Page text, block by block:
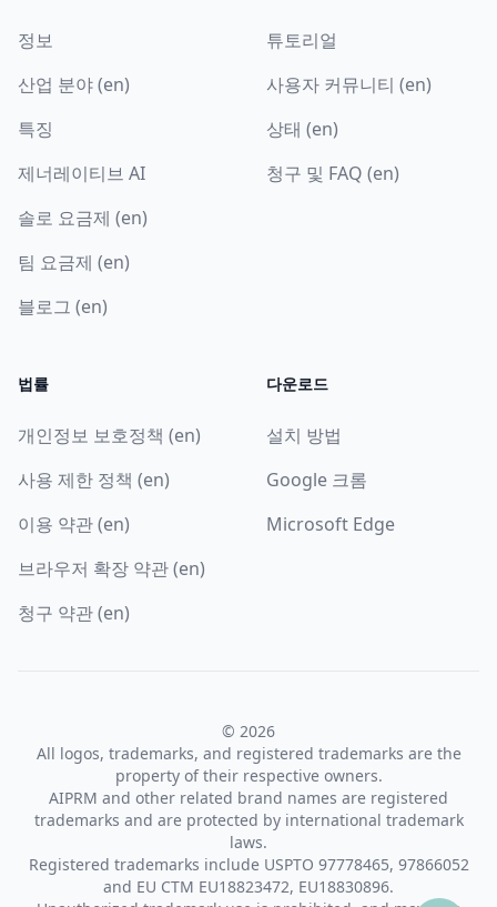
정보
산업 분야 (en)
특징
제너레이티브 AI
솔로 요금제 (en)
팀 요금제 (en)
블로그 (en)
튜토리얼
사용자 커뮤니티 (en)
상태 (en)
청구 및 FAQ (en)
법률
개인정보 보호정책 (en)
사용 제한 정책 (en)
이용 약관 (en)
브라우저 확장 약관 (en)
청구 약관 (en)
다운로드
설치 방법
Google 크롬
Microsoft Edge
© 2026
All logos, trademarks, and registered trademarks are the
property of their respective owners.
AIPRM and other related brand names are registered
trademarks and are protected by international trademark
laws.
Registered trademarks include USPTO 97778465, 97866052
and EU CTM EU18823472, EU18830896.